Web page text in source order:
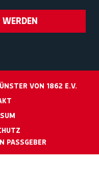
VON 1862 E.V.
PASSGEBER